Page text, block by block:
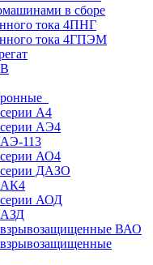
в сборе
тока 4ПНГ
тока 4ГПЭМ
А4
серии АЭ4
АЭ-113
серии АО4
серии ДАЗО
АК4
серии АОД
АЗД
взрывозащищенные ВАО